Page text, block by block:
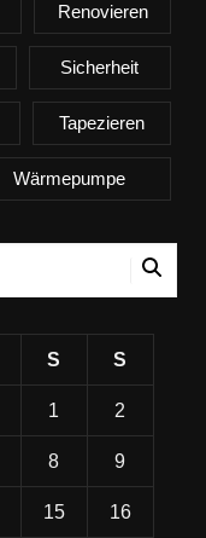
Renovieren
Sicherheit
Tapezieren
Wärmepumpe
S S
1 2
8 9
15 16